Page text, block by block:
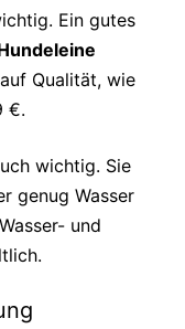
Ein gutes
Qualität, wie
€.
wichtig. Sie
genug Wasser
und